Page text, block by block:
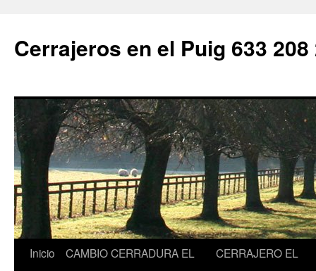
contenido
Cerrajeros en el Puig 633 208
Inicio
CAMBIO CERRADURA EL
CERRAJERO EL